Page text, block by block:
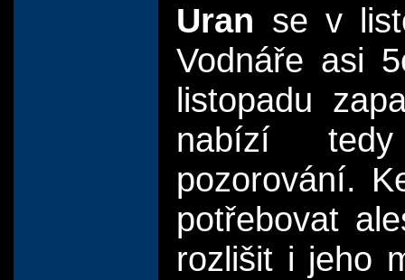
Uran se v
Vodnáře asi
listopadu
nabízí
pozorování.
potřebovat
rozlišit i jeho